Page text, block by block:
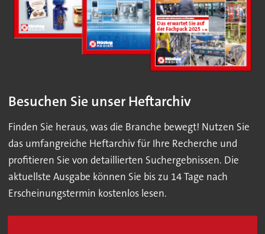
Besuchen Sie unser Heftarchiv
Finden Sie heraus, was die Branche bewegt! Nutzen Sie
das umfangreiche Heftarchiv für Ihre Recherche und
profitieren Sie von detaillierten Suchergebnissen. Die
aktuellste Ausgabe können Sie bis zu 14 Tage nach
Erscheinungstermin kostenlos lesen.